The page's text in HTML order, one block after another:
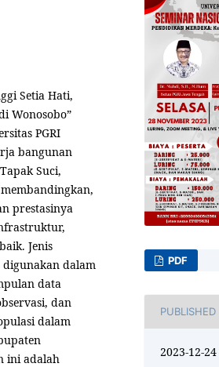
Setia Hati,
Wonosobo”
PGRI
bangunan
Suci,
prestasinya
Jenis
dalam
data
dan
dalam
ini adalah
PDF
PUBLISHED
2023-12-24